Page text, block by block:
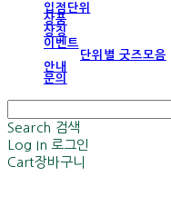
입점단위
상품
상징
이벤트
단위별 굿즈모음
안내
문의
Search 검색
Log In 로그인
Cart장바구니